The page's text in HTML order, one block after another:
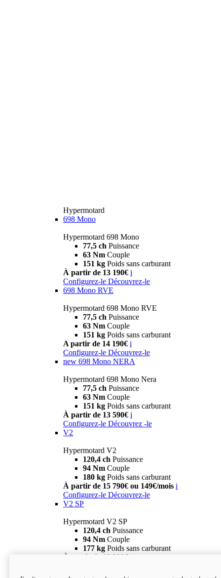
Hypermotard
698 Mono
Hypermotard 698 Mono
77,5 ch Puissance
63 Nm Couple
151 kg Poids sans carburant
À partir de 13 190€ i
Configurez-le Découvrez-le
698 Mono RVE
Hypermotard 698 Mono RVE
77,5 ch Puissance
63 Nm Couple
151 kg Poids sans carburant
A partir de 14 190€ i
Configurez-le Découvrez-le
new 698 Mono NERA
Hypermotard 698 Mono Nera
77,5 ch Puissance
63 Nm Couple
151 kg Poids sans carburant
À partir de 13 590€ i
Configurez-le Découvrez -le
V2
Hypermotard V2
120,4 ch Puissance
94 Nm Couple
180 kg Poids sans carburant
À partir de 15 790€ ou 149€/mois i
Configurez-le Découvrez-le
V2 SP
Hypermotard V2 SP
120,4 ch Puissance
94 Nm Couple
177 kg Poids sans carburant
À partir de 19 990€ i
new
V2 SP 100